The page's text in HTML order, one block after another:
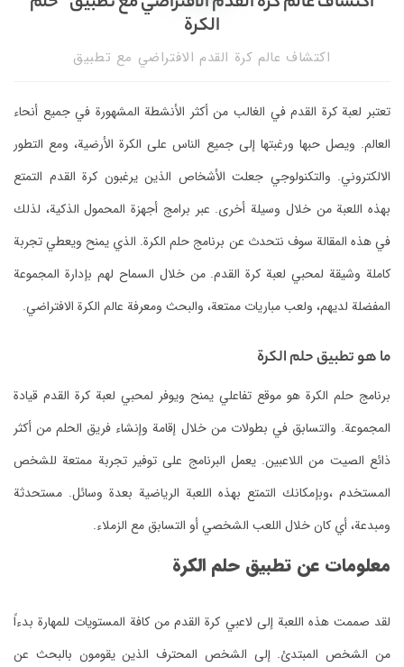
الكرة
اكتشاف عالم كرة القدم الافتراضي مع تطبيق
تعتبر لعبة كرة القدم في الغالب من أكثر الأنشطة المشهورة في جميع أنحاء
العالم. ويصل حبها ورغبتها إلى جميع الناس على الكرة الأرضية، ومع التطور
الالكتروني. والتكنولوجي جعلت الأشخاص الذين يرغبون كرة القدم التمتع
بهذه اللعبة من خلال وسيلة أخرى. عبر برامج أجهزة المحمول الذكية، لذلك
في هذه المقالة سوف نتحدث عن برنامج حلم الكرة. الذي يمنح ويعطي تجربة
كاملة وشيقة لمحبي لعبة كرة القدم. من خلال السماح لهم بإدارة المجموعة
المفضلة لديهم، ولعب مباريات ممتعة، والبحث ومعرفة عالم الكرة الافتراضي.
ما هو تطبيق حلم الكرة
برنامج حلم الكرة هو موقع تفاعلي يمنح ويوفر لمحبي لعبة كرة القدم قيادة
المجموعة. والتسابق في بطولات من خلال إقامة وإنشاء فريق الحلم من أكثر
ذائع الصيت من اللاعبين. يعمل البرنامج على توفير تجربة ممتعة للشخص
المستخدم ،وبإمكانك التمتع بهذه اللعبة الرياضية بعدة وسائل. مستحدثة
ومبدعة، أي كان خلال اللعب الشخصي أو التسابق مع الزملاء.
معلومات عن تطبيق حلم الكرة
لقد صممت هذه اللعبة إلى لاعبي كرة القدم من كافة المستويات للمهارة بدءاً
من الشخص المبتدئ. إلى الشخص المحترف الذين يقومون بالبحث عن